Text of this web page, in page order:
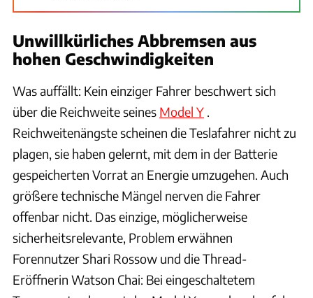
Unwillkürliches Abbremsen aus
hohen Geschwindigkeiten
Was auffällt: Kein einziger Fahrer beschwert sich
über die Reichweite seines Model Y .
Reichweitenängste scheinen die Teslafahrer nicht zu
plagen, sie haben gelernt, mit dem in der Batterie
gespeicherten Vorrat an Energie umzugehen. Auch
größere technische Mängel nerven die Fahrer
offenbar nicht. Das einzige, möglicherweise
sicherheitsrelevante, Problem erwähnen
Forennutzer Shari Rossow und die Thread-
Eröffnerin Watson Chai: Bei eingeschaltetem